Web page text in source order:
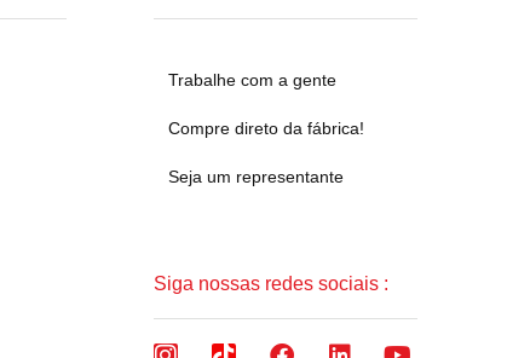
Trabalhe com a gente
Compre direto da fábrica!
Seja um representante
Siga nossas redes sociais :